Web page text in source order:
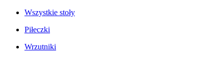
Wszystkie stoły
Piłeczki
Wrzutniki